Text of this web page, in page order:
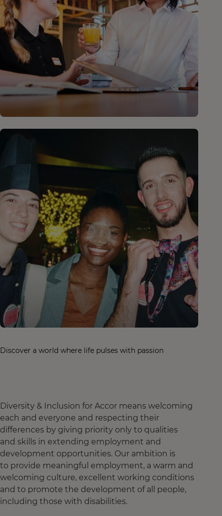
Discover a world where life pulses with passion
Diversity & Inclusion for Accor means welcoming
each and everyone and respecting their
differences by giving priority only to qualities
and skills in extending employment and
development opportunities. Our ambition is
to provide meaningful employment, a warm and
welcoming culture, excellent working conditions
and to promote the development of all people,
including those with disabilities.